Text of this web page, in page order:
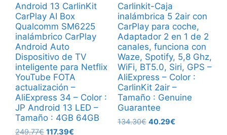
Android 13 CarlinKit
CarPlay AI Box
Qualcomm SM6225
inalámbrico CarPlay
Android Auto
Dispositivo de TV
inteligente para Netflix
YouTube FOTA
actualización –
AliExpress 34 – Color :
JP Android 13 LED –
Tamaño : 4GB 64GB
249.77€ El
117.39€
Carlinkit-Caja
inalámbrica 5 2air con
CarPlay para coche,
Adaptador 2 en 1 de 2
canales, funciona con
Waze, Spotify, 5,8 Ghz,
WiFi, BT5.0, Siri, GPS –
AliExpress – Color :
CarlinKit 2air –
Tamaño : Genuine
Guarantee
134.30€ El
40.29€El